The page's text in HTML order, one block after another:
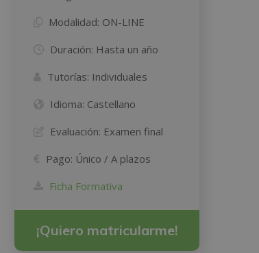
Modalidad: ON-LINE
Duración: Hasta un año
Tutorías: Individuales
Idioma: Castellano
Evaluación: Examen final
Pago: Único / A plazos
Ficha Formativa
¡Quiero matricularme!